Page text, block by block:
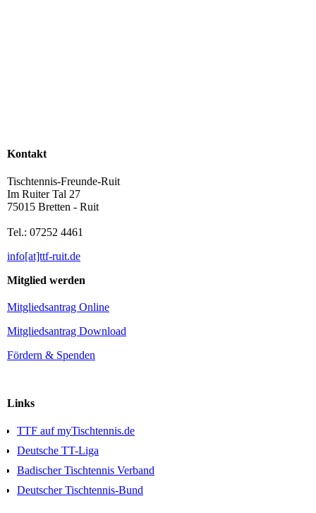
Kontakt
Tischtennis-Freunde-Ruit
Im Ruiter Tal 27
75015 Bretten - Ruit
Tel.: 07252 4461
info[at]ttf-ruit.de
Mitglied werden
Mitgliedsantrag Online
Mitgliedsantrag Download
Fördern & Spenden
Links
TTF auf myTischtennis.de
Deutsche TT-Liga
Badischer Tischtennis Verband
Deutscher Tischtennis-Bund